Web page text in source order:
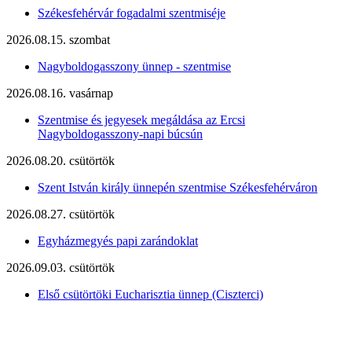
Székesfehérvár fogadalmi szentmiséje
2026.08.15. szombat
Nagyboldogasszony ünnep - szentmise
2026.08.16. vasárnap
Szentmise és jegyesek megáldása az Ercsi
Nagyboldogasszony-napi búcsún
2026.08.20. csütörtök
Szent István király ünnepén szentmise Székesfehérváron
2026.08.27. csütörtök
Egyházmegyés papi zarándoklat
2026.09.03. csütörtök
Első csütörtöki Eucharisztia ünnep (Ciszterci)